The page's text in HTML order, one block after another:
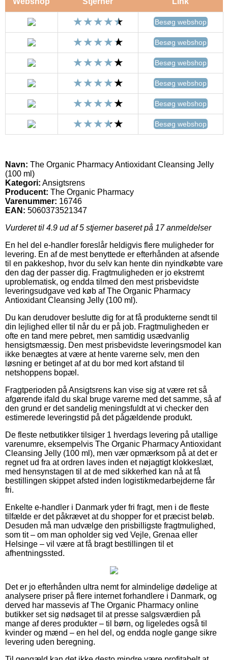
Besøg webshop
Besøg webshop
Besøg webshop
Besøg webshop
Besøg webshop
Besøg webshop
Navn: The Organic Pharmacy Antioxidant Cleansing Jelly
(100 ml)
Kategori: Ansigtsrens
Producent: The Organic Pharmacy
Varenummer: 16746
EAN: 5060373521347
Vurderet til 4.9 ud af 5 stjerner baseret på 17anmeldelser
En hel del e-handler foreslår heldigvis flere muligheder for
levering. En af de mest benyttede er efterhånden at afsende
til en pakkeshop, hvor du selv kan hente din nyindkøbte vare
den dag der passer dig. Fragtmuligheden er jo ekstremt
uproblematisk, og endda tilmed den mest prisbevidste
leveringsudgave ved køb af The Organic Pharmacy
Antioxidant Cleansing Jelly (100 ml).
Du kan derudover beslutte dig for at få produkterne sendt til
din lejlighed eller til når du er på job. Fragtmuligheden er
ofte en tand mere pebret, men samtidig usædvanlig
hensigtsmæssig. Den mest prisbevidste leveringsmodel kan
ikke benægtes at være at hente varerne selv, men den
løsning er betinget af at du bor med kort afstand til
netshoppens bopæl.
Fragtperioden på Ansigtsrens kan vise sig at være ret så
afgørende ifald du skal bruge varerne med det samme, så af
den grund er det sandelig meningsfuldt at vi checker den
estimerede leveringstid på det pågældende produkt.
De fleste netbutikker tilsiger 1 hverdags levering på utallige
varenumre, eksempelvis The Organic Pharmacy Antioxidant
Cleansing Jelly (100 ml), men vær opmærksom på at det er
regnet ud fra at ordren laves inden et nøjagtigt klokkeslæt,
med hensynstagen til at de med sikkerhed kan nå at få
bestillingen skippet afsted inden logistikmedarbejderne får
fri.
Enkelte e-handler i Danmark yder fri fragt, men i de fleste
tilfælde er det påkrævet at du shopper for et præcist beløb.
Desuden må man udvælge den prisbilligste fragtmulighed,
som tit – om man opholder sig ved Vejle, Grenaa eller
Helsinge – vil være at få bragt bestillingen til et
afhentningssted.
Det er jo efterhånden ultra nemt for almindelige dødelige at
analysere priser på flere internet forhandlere i Danmark, og
derved har massevis af The Organic Pharmacy online
butikker set sig nødsaget til at presse salgsværdien på
mange af deres produkter – til børn, og ligeledes også til
kvinder og mænd – en hel del, og endda nogle gange sikre
levering uden beregning.